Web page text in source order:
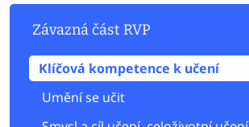
Závazná část RVP
Klíčová kompetence k učení
Umění se učit